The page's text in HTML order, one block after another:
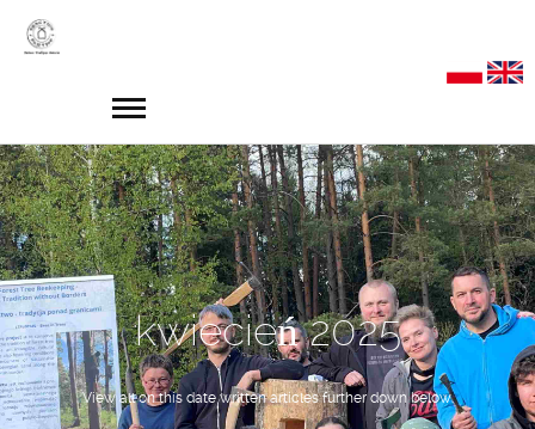
kwiecień 2025
View all on this date written articles further down below.